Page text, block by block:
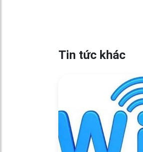
Tin tức khác